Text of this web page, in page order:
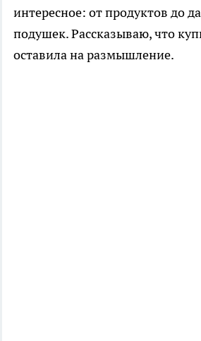
интересное: от продуктов до
подушек. Рассказываю, что
оставила на размышление.